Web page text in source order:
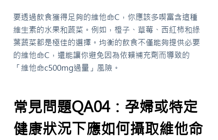
要透過飲食獲得足夠的維他命C，你應該多喫富含這種
維生素的水果和蔬菜。例如，橙子、草莓、西紅柿和綠
葉蔬菜都是極佳的選擇。均衡的飲食不僅能夠提供必要
的維他命C，還能讓你避免因為依賴補充劑而導致的
「維他命c500mg過量」風險。
常見問題QA04：孕婦或特定
健康狀況下應如何攝取維他命